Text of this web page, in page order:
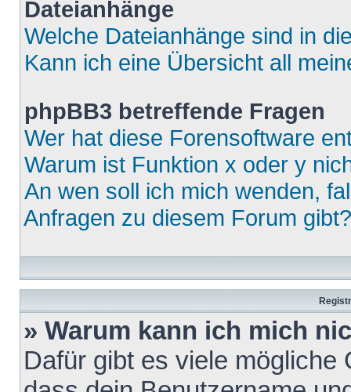
Dateianhänge
Welche Dateianhänge sind in
Kann ich eine Übersicht all
phpBB3 betreffende Fragen
Wer hat diese Forensoftware
Warum ist Funktion x oder y
An wen soll ich mich wenden,
Anfragen zu diesem Forum gibt?
» Warum kann ich mich
Dafür gibt es viele